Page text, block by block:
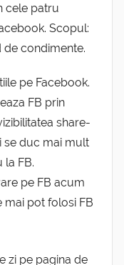
cele patru
Scopul:
condimente.
pe Facebook.
FB prin
share-
se duc mai mult
la FB.
pe FB acum
mai pot folosi FB
zi pe pagina de